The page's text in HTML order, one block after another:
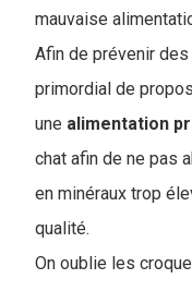
mauvaise
Afin de prévenir
primordial de
une alimentation
chat afin de ne pas
en minéraux trop
qualité.
On oublie les